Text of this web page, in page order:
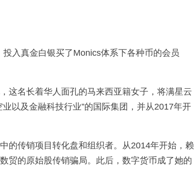
入真金白银买了Monics体系下各种币的会员
这名长着华人面孔的马来西亚籍女子，将满星云
以及金融科技行业”的国际集团，并从2017年开
的传销项目转化盘和组织者。从2014年开始，赖
贸的原始股传销骗局。此后，数字货币成了她的